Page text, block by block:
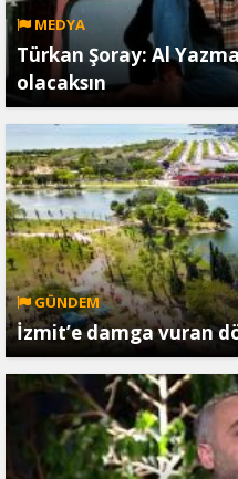
MEDYA
Türkan Şoray: Al
olacaksın
GÜNDEM
İzmit’e damga vuran